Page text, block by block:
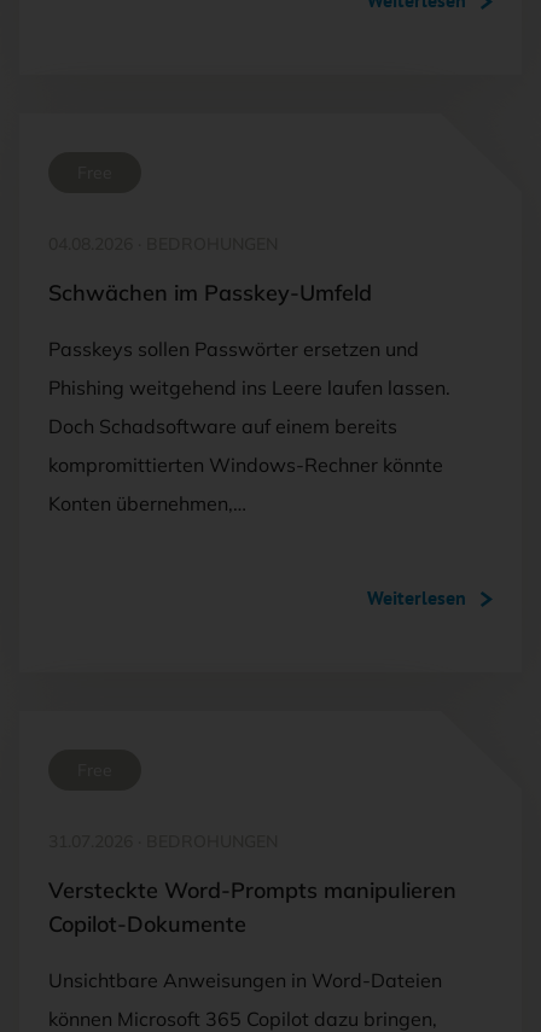
Schwächen im Passkey-Umfeld
Passkeys sollen Passwörter ersetzen und
Phishing weitgehend ins Leere laufen lassen.
Doch Schadsoftware auf einem bereits
kompromittierten Windows-Rechner könnte
Konten übernehmen,…
Weiterlesen
Versteckte Word-Prompts manipulieren
Copilot-Dokumente
Unsichtbare Anweisungen in Word-Dateien
können Microsoft 365 Copilot dazu bringen,